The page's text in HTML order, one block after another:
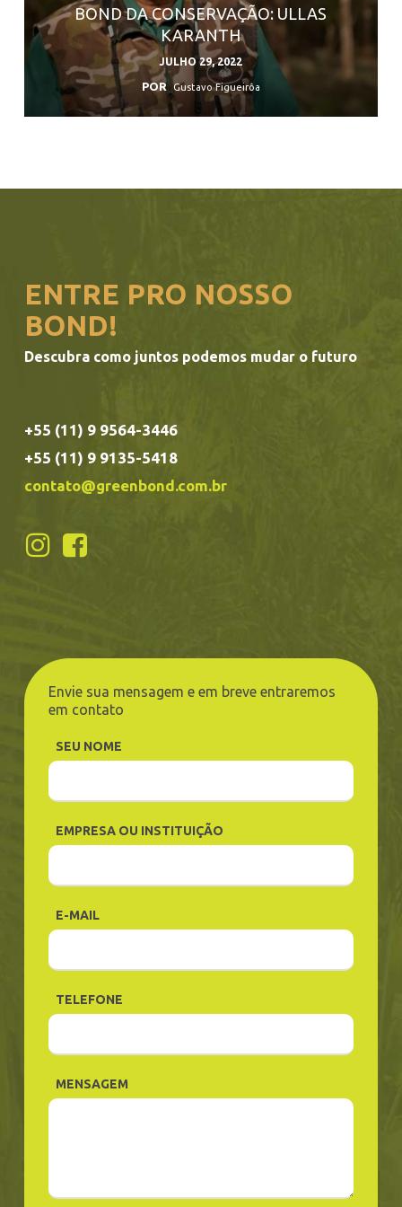
BOND DA CONSERVAÇÃO: ULLAS
KARANTH
JULHO 29, 2022
POR Gustavo Figueirôa
ENTRE PRO NOSSO
BOND!
Descubra como juntos podemos mudar o futuro
+55 (11) 9 9564-3446
+55 (11) 9 9135-5418
contato@greenbond.com.br
Envie sua mensagem e em breve entraremos
em contato
SEU NOME
EMPRESA OU INSTITUIÇÃO
E-MAIL
TELEFONE
MENSAGEM